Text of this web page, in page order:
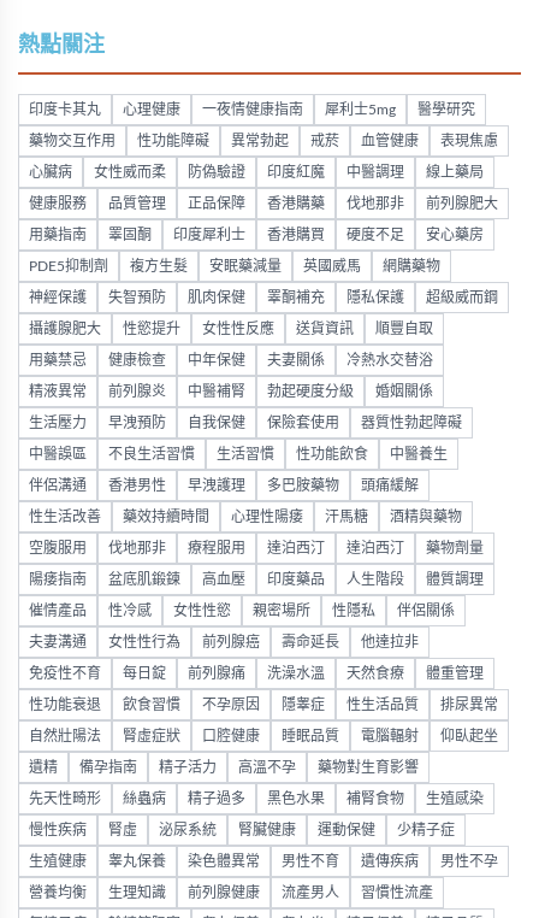
熱點關注
印度卡其丸 心理健康 一夜情健康指南 犀利士5mg 醫學研究
藥物交互作用 性功能障礙 異常勃起 戒菸 血管健康 表現焦慮
心臟病 女性威而柔 防偽驗證 印度紅魔 中醫調理 線上藥局
健康服務 品質管理 正品保障 香港購藥 伐地那非 前列腺肥大
用藥指南 睪固酮 印度犀利士 香港購買 硬度不足 安心藥房
PDE5抑制劑 複方生髮 安眠藥減量 英國威馬 網購藥物
神經保護 失智預防 肌肉保健 睪酮補充 隱私保護 超級威而鋼
攝護腺肥大 性慾提升 女性性反應 送貨資訊 順豐自取
用藥禁忌 健康檢查 中年保健 夫妻關係 冷熱水交替浴
精液異常 前列腺炎 中醫補腎 勃起硬度分級 婚姻關係
生活壓力 早洩預防 自我保健 保險套使用 器質性勃起障礙
中醫誤區 不良生活習慣 生活習慣 性功能飲食 中醫養生
伴侶溝通 香港男性 早洩護理 多巴胺藥物 頭痛緩解
性生活改善 藥效持續時間 心理性陽痿 汗馬糖 酒精與藥物
空腹服用 伐地那非 療程服用 達泊西汀 達泊西汀 藥物劑量
陽痿指南 盆底肌鍛鍊 高血壓 印度藥品 人生階段 體質調理
催情產品 性冷感 女性性慾 親密場所 性隱私 伴侶關係
夫妻溝通 女性性行為 前列腺癌 壽命延長 他達拉非
免疫性不育 每日錠 前列腺痛 洗澡水溫 天然食療 體重管理
性功能衰退 飲食習慣 不孕原因 隱睾症 性生活品質 排尿異常
自然壯陽法 腎虛症狀 口腔健康 睡眠品質 電腦輻射 仰臥起坐
遺精 備孕指南 精子活力 高溫不孕 藥物對生育影響
先天性畸形 絲蟲病 精子過多 黑色水果 補腎食物 生殖感染
慢性疾病 腎虛 泌尿系統 腎臟健康 運動保健 少精子症
生殖健康 睾丸保養 染色體異常 男性不育 遺傳疾病 男性不孕
營養均衡 生理知識 前列腺健康 流產男人 習慣性流產